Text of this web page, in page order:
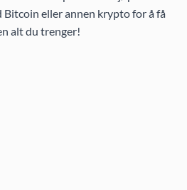
eller annen krypto for å få
alt du trenger!